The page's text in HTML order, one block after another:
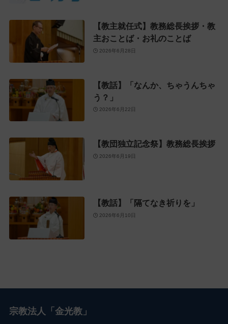
【教主就任式】教務総長挨拶・教
主おことば・お礼のことば
2026年6月28日
【教話】「なんか、ちゃうんちゃ
う？」
2026年6月22日
【教団独立記念祭】教務総長挨拶
2026年6月19日
【教話】「隔てなき祈りを」
2026年6月10日
宗教法人「金光教」